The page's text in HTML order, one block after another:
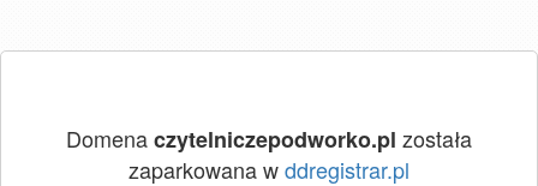
Domenaczytelniczepodworko.pl została
zaparkowana wddregistrar.pl